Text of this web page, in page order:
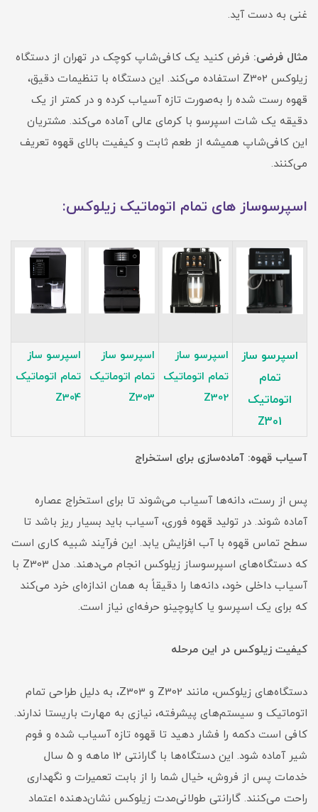
غنی به دست آید.
مثال فرضی: فرض کنید یک کافی‌شاپ کوچک در تهران از دستگاه
زیلوکس Z302 استفاده می‌کند. این دستگاه با تنظیمات دقیق،
قهوه رست شده را به‌صورت تازه آسیاب کرده و در کمتر از یک
دقیقه یک شات اسپرسو با کرمای عالی آماده می‌کند. مشتریان
این کافی‌شاپ همیشه از طعم ثابت و کیفیت بالای قهوه تعریف
می‌کنند.
اسپرسوساز های تمام اتوماتیک زیلوکس:
اسپرسو ساز
تمام
اتوماتیک
Z301
اسپرسو ساز
تمام اتوماتیک
Z302
اسپرسو ساز
تمام اتوماتیک
Z303
اسپرسو ساز
تمام اتوماتیک
Z304
آسیاب قهوه: آماده‌سازی برای استخراج
پس از رست، دانه‌ها آسیاب می‌شوند تا برای استخراج عصاره
آماده شوند. در تولید قهوه فوری، آسیاب باید بسیار ریز باشد تا
سطح تماس قهوه با آب افزایش یابد. این فرآیند شبیه کاری است
که دستگاه‌های اسپرسوساز زیلوکس انجام می‌دهند. مدل Z303 با
آسیاب داخلی خود، دانه‌ها را دقیقاً به همان اندازه‌ای خرد می‌کند
که برای یک اسپرسو یا کاپوچینو حرفه‌ای نیاز است.
کیفیت زیلوکس در این مرحله
دستگاه‌های زیلوکس، مانند Z302 و Z303، به دلیل طراحی تمام
اتوماتیک و سیستم‌های پیشرفته، نیازی به مهارت باریستا ندارند.
کافی است دکمه را فشار دهید تا قهوه تازه آسیاب شده و فوم
شیر آماده شود. این دستگاه‌ها با گارانتی 12 ماهه و 5 سال
خدمات پس از فروش، خیال شما را از بابت تعمیرات و نگهداری
راحت می‌کنند. گارانتی طولانی‌مدت زیلوکس نشان‌دهنده اعتماد